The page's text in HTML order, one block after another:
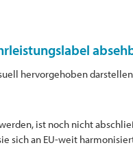
hervorgehoben
ist noch nicht
sich an EU-weit